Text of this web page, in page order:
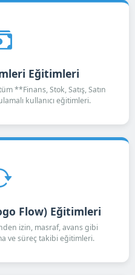
Eğitimleri
**Finans, Stok, Satış, Satın
kullanıcı eğitimleri.
Flow) Eğitimleri
izin, masraf, avans gibi
ve süreç takibi eğitimleri.